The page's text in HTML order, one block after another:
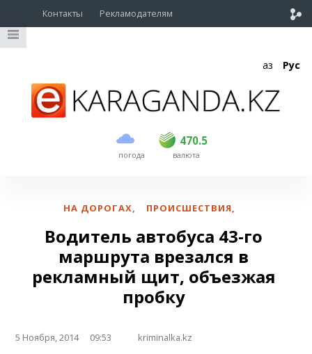
Контакты Рекламодателям
Қаз Рус
погода
470.5
USD 468.5 470.5
EUR валюта
НА ДОРОГАХ, ПРОИСШЕСТВИЯ,
Водитель автобуса 43-го
маршрута врезался в
рекламный щит, объезжая
пробку
5 Ноября, 2014 09:53 kriminalka.kz